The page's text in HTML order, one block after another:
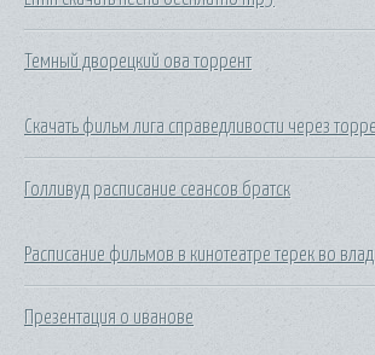
Темный дворецкий ова торрент
Скачать фильм лига справедливости через
Голливуд расписание сеансов братск
Расписание фильмов в кинотеатре терек во
Презентация о иванове